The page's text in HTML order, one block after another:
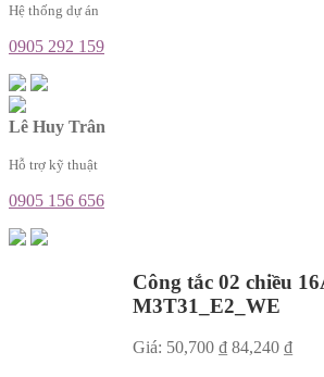
Hệ thống dự án
0905 292 159
Lê Huy Trân
Hỗ trợ kỹ thuật
0905 156 656
Công tắc 02 chiều
M3T31_E2_WE
Giá: 50,700 ₫ 84,240 ₫